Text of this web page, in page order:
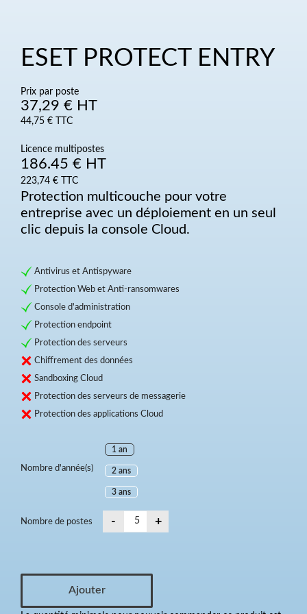
ESET PROTECT ENTRY
Prix par poste
37,29 € HT
44,75 € TTC
Licence multipostes
186.45 € HT
223,74 € TTC
Protection multicouche pour votre
entreprise avec un déploiement en un seul
clic depuis la console Cloud.
Antivirus et Antispyware
Protection Web et Anti-ransomwares
Console d'administration
Protection endpoint
Protection des serveurs
Chiffrement des données
Sandboxing Cloud
Protection des serveurs de messagerie
Protection des applications Cloud
Nombre d'année(s)
1 an
2 ans
3 ans
Nombre de postes - +
Ajouter